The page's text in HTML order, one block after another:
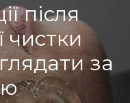
після
чистки
за